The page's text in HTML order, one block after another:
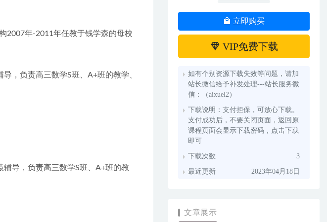
2007年-2011年任教于钱学森的母校
，负责高三数学S班、A+班的教学、
辅导，负责高三数学S班、A+班的教
立即购买
VIP免费下载
如有个别资源下载失效等问题，请加
站长微信给予补发处理---站长服务微
信：（aixuel2）
下载说明：支付担保，可放心下载。
支付成功后，不要关闭页面，返回原
课程页面会显示下载密码，点击下载
即可
下载次数 3
最近更新 2023年04月18日
文章展示